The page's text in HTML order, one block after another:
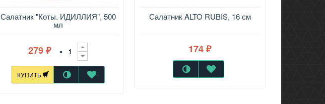
Салатник "Коты. ИДИЛЛИЯ", 500
мл
279₽ ×
КУПИТЬ
Салатник ALTO RUBIS, 16 см
174₽